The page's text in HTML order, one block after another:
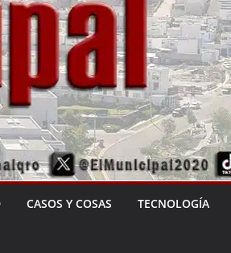
CASOS Y COSAS TECNOLOGÍA